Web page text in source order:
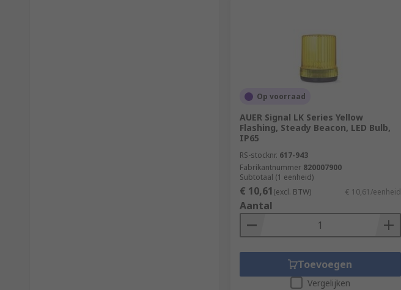
Op voorraad
AUER Signal LK Series Yellow
Flashing, Steady Beacon, LED Bulb,
IP65
RS-stocknr. 617-943
Fabrikantnummer 820007900
Subtotaal (1 eenheid)
€ 10,61(excl. BTW) € 10,61/eenheid
Aantal
Toevoegen
Vergelijken